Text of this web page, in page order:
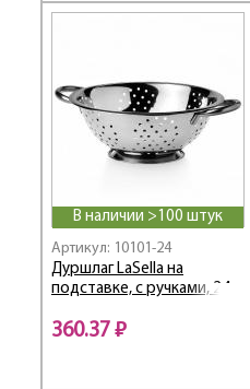
В наличии >100 штук
Артикул: 10101-24
Дуршлаг LaSella на
подставке, с ручками, 24
360.37 ₽